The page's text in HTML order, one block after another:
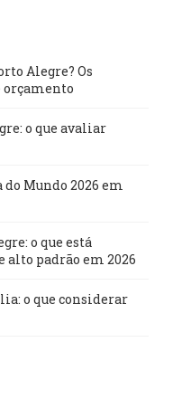
Alegre? Os
o que avaliar
do Mundo 2026 em
o que está
padrão em 2026
o que considerar